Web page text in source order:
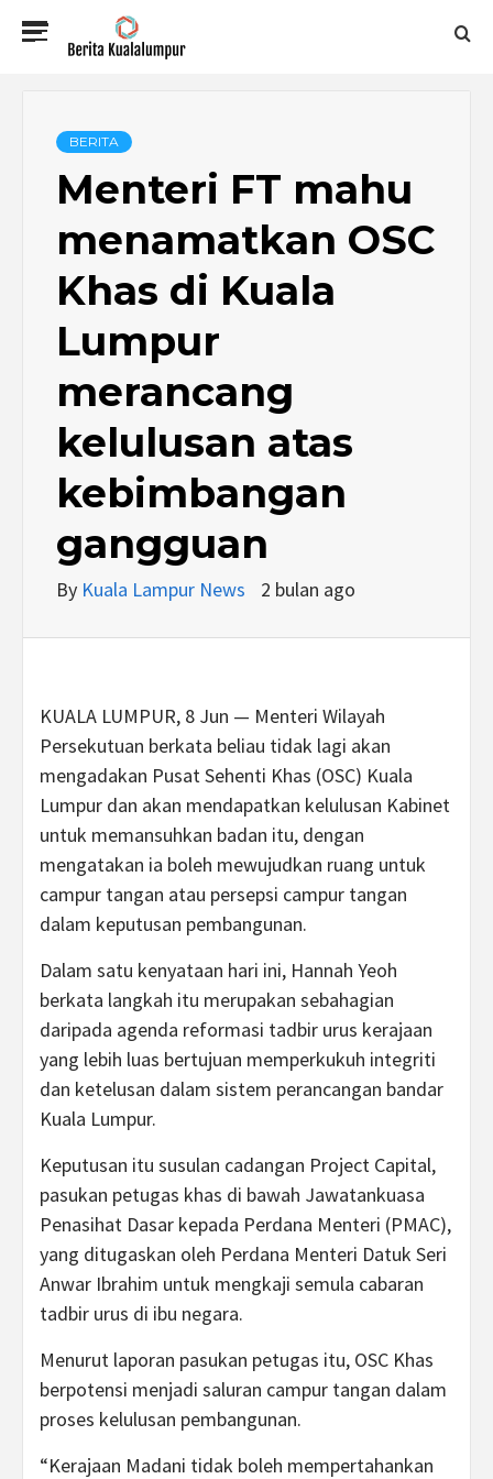
BERITA
KUALALUMPUR
BERITA
Menteri FT mahu
menamatkan OSC
Khas di Kuala
Lumpur
merancang
kelulusan atas
kebimbangan
gangguan
By Kuala Lampur News 2 bulan ago
KUALA LUMPUR, 8 Jun — Menteri Wilayah
Persekutuan berkata beliau tidak lagi akan
mengadakan Pusat Sehenti Khas (OSC) Kuala
Lumpur dan akan mendapatkan kelulusan Kabinet
untuk memansuhkan badan itu, dengan
mengatakan ia boleh mewujudkan ruang untuk
campur tangan atau persepsi campur tangan
dalam keputusan pembangunan.
Dalam satu kenyataan hari ini, Hannah Yeoh
berkata langkah itu merupakan sebahagian
daripada agenda reformasi tadbir urus kerajaan
yang lebih luas bertujuan memperkukuh integriti
dan ketelusan dalam sistem perancangan bandar
Kuala Lumpur.
Keputusan itu susulan cadangan Project Capital,
pasukan petugas khas di bawah Jawatankuasa
Penasihat Dasar kepada Perdana Menteri (PMAC),
yang ditugaskan oleh Perdana Menteri Datuk Seri
Anwar Ibrahim untuk mengkaji semula cabaran
tadbir urus di ibu negara.
Menurut laporan pasukan petugas itu, OSC Khas
berpotensi menjadi saluran campur tangan dalam
proses kelulusan pembangunan.
“Kerajaan Madani tidak boleh mempertahankan